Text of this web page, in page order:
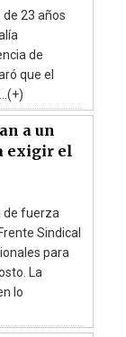
23 años
de
que el
a un
exigir el
de fuerza
Sindical
para
La
lo